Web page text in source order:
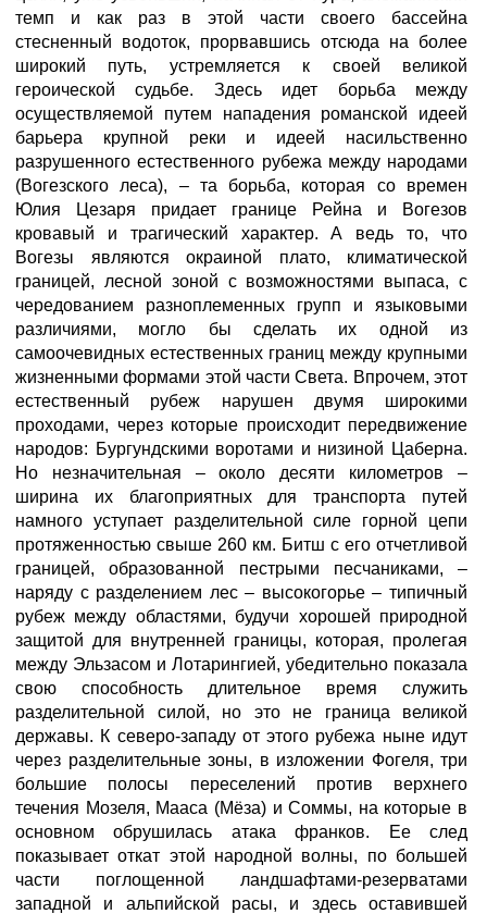
темп и как раз в этой части своего бассейна
стесненный водоток, прорвавшись отсюда на более
широкий путь, устремляется к своей великой
героической судьбе. Здесь идет борьба между
осуществляемой путем нападения романской идеей
барьера крупной реки и идеей насильственно
разрушенного естественного рубежа между народами
(Вогезского леса), – та борьба, которая со времен
Юлия Цезаря придает границе Рейна и Вогезов
кровавый и трагический характер. А ведь то, что
Вогезы являются окраиной плато, климатической
границей, лесной зоной с возможностями выпаса, с
чередованием разноплеменных групп и языковыми
различиями, могло бы сделать их одной из
самоочевидных естественных границ между крупными
жизненными формами этой части Света. Впрочем, этот
естественный рубеж нарушен двумя широкими
проходами, через которые происходит передвижение
народов: Бургундскими воротами и низиной Цаберна.
Но незначительная – около десяти километров –
ширина их благоприятных для транспорта путей
намного уступает разделительной силе горной цепи
протяженностью свыше 260 км. Битш с его отчетливой
границей, образованной пестрыми песчаниками, –
наряду с разделением лес – высокогорье – типичный
рубеж между областями, будучи хорошей природной
защитой для внутренней границы, которая, пролегая
между Эльзасом и Лотарингией, убедительно показала
свою способность длительное время служить
разделительной силой, но это не граница великой
державы. К северо-западу от этого рубежа ныне идут
через разделительные зоны, в изложении Фогеля, три
большие полосы переселений против верхнего
течения Мозеля, Мааса (Мёза) и Соммы, на которые в
основном обрушилась атака франков. Ее след
показывает откат этой народной волны, по большей
части поглощенной ландшафтами-резерватами
западной и альпийской расы, и здесь оставившей